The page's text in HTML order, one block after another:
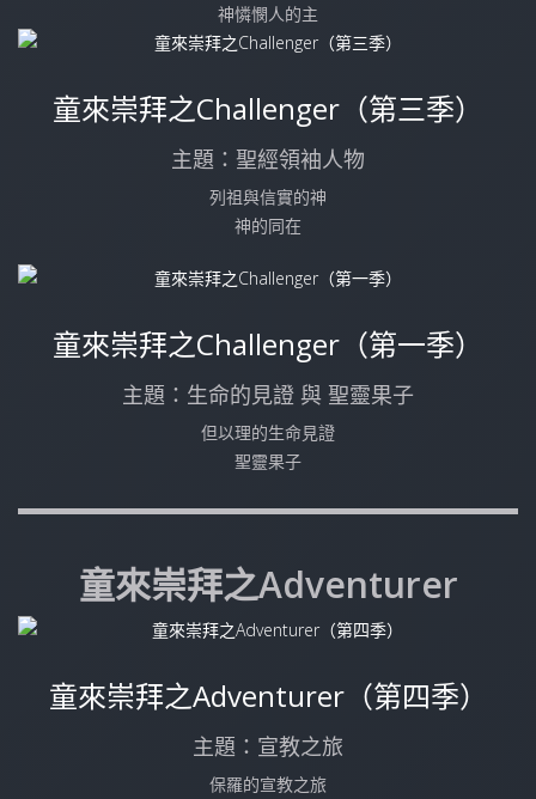
神憐憫人的主
童來崇拜之Challenger（第三季）
主題：聖經領袖人物
列祖與信實的神
神的同在
童來崇拜之Challenger（第一季）
主題：生命的見證 與 聖靈果子
但以理的生命見證
聖靈果子
童來崇拜之Adventurer
童來崇拜之Adventurer（第四季）
主題：宣教之旅
保羅的宣教之旅